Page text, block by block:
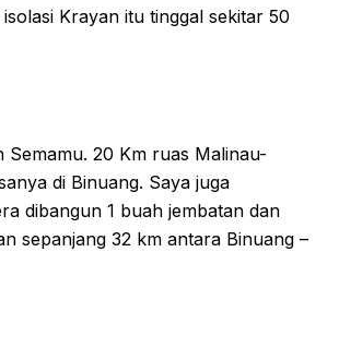
Krayan itu tinggal sekitar 50
Semamu. 20 Km ruas Malinau-
di Binuang. Saya juga
dibangun 1 buah jembatan dan
sepanjang 32 km antara Binuang –